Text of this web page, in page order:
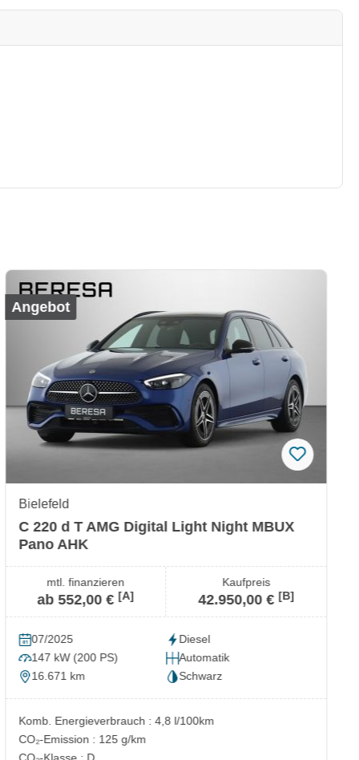
Angebot
Bielefeld
C 220 d T AMG Digital Light Night MBUX
Pano AHK
mtl. finanzieren
ab 552,00 €[A]
Kaufpreis
42.950,00 €[B]
07/2025
Diesel
147 kW (200 PS)
Automatik
16.671 km
Schwarz
Komb. Energieverbrauch : 4,8 l/100km
CO₂-Emission : 125 g/km